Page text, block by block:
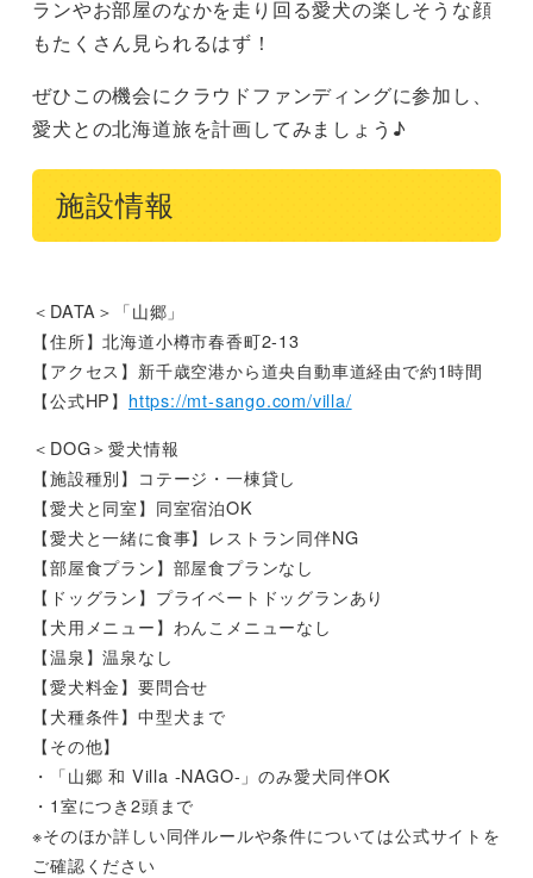
ランやお部屋のなかを走り回る愛犬の楽しそうな顔
もたくさん見られるはず！
ぜひこの機会にクラウドファンディングに参加し、
愛犬との北海道旅を計画してみましょう♪
施設情報
＜DATA＞「山郷」
【住所】北海道小樽市春香町2-13
【アクセス】新千歳空港から道央自動車道経由で約1時間
【公式HP】 https://mt-sango.com/villa/
＜DOG＞愛犬情報
【施設種別】コテージ・一棟貸し
【愛犬と同室】同室宿泊OK
【愛犬と一緒に食事】レストラン同伴NG
【部屋食プラン】部屋食プランなし
【ドッグラン】プライベートドッグランあり
【犬用メニュー】わんこメニューなし
【温泉】温泉なし
【愛犬料金】要問合せ
【犬種条件】中型犬まで
【その他】
・「山郷 和 Villa -NAGO-」のみ愛犬同伴OK
・1室につき2頭まで
※そのほか詳しい同伴ルールや条件については公式サイトを
ご確認ください